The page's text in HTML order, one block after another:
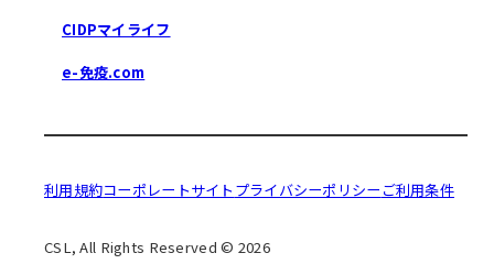
CIDPマイライフ
e-免疫.com
利用規約コーポレートサイト プライバシーポリシー ご利用条件
CSL, All Rights Reserved © 2026